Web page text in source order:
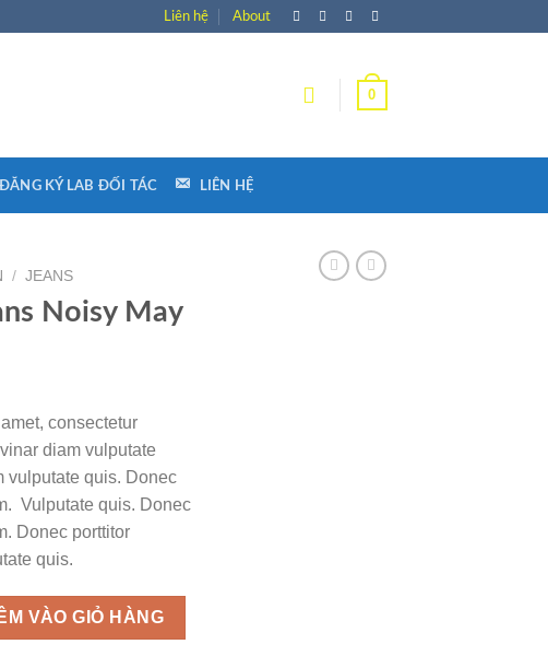
Liên hệ About
0
ĐĂNG KÝ LAB ĐỐI TÁC LIÊN HỆ
/ JEANS
Noisy May
consectetur
diam vulputate
vulputate quis. Donec
Vulputate quis. Donec
Donec porttitor
quis.
số lượng
VÀO GIỎ HÀNG